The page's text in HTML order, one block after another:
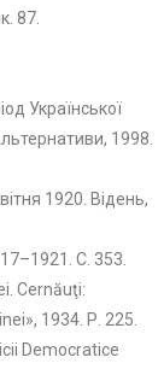
87.
Української
1998.
1920. Відень,
С. 353.
Cernăuţi:
1934. Р. 225.
Democratice